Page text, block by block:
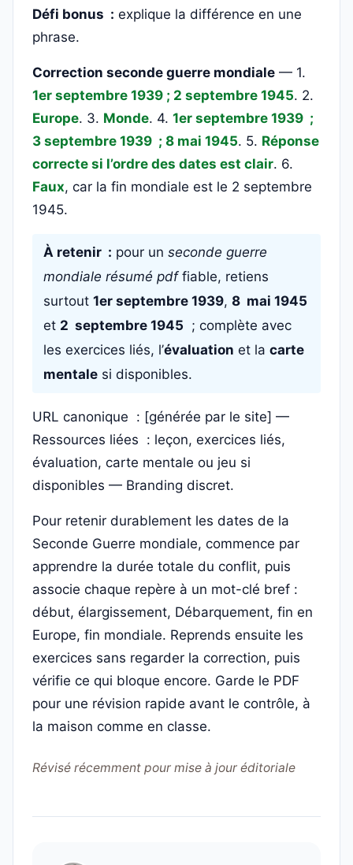
Défi bonus : explique la différence en une
phrase.
Correction seconde guerre mondiale — 1.
1er septembre 1939 ; 2 septembre 1945. 2.
Europe. 3. Monde. 4. 1er septembre 1939 ;
3 septembre 1939 ; 8 mai 1945. 5. Réponse
correcte si l’ordre des dates est clair. 6.
Faux, car la fin mondiale est le 2 septembre
1945.
À retenir : pour un seconde guerre
mondiale résumé pdffiable, retiens
surtout 1er septembre 1939, 8 mai 1945
et 2 septembre 1945 ; complète avec
les exercices liés, l’évaluation et la carte
mentale si disponibles.
URL canonique : [générée par le site] —
Ressources liées : leçon, exercices liés,
évaluation, carte mentale ou jeu si
disponibles — Branding discret.
Pour retenir durablement les dates de la
Seconde Guerre mondiale, commence par
apprendre la durée totale du conflit, puis
associe chaque repère à un mot-clé bref :
début, élargissement, Débarquement, fin en
Europe, fin mondiale. Reprends ensuite les
exercices sans regarder la correction, puis
vérifie ce qui bloque encore. Garde le PDF
pour une révision rapide avant le contrôle, à
la maison comme en classe.
Révisé récemment pour mise à jour éditoriale